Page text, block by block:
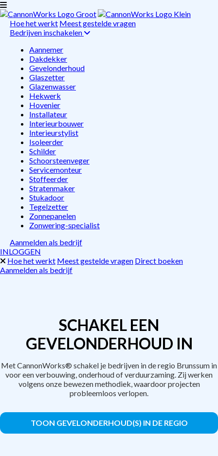
Hoe het werkt Meest gestelde vragen
Bedrijven inschakelen
Aannemer
Dakdekker
Gevelonderhoud
Glaszetter
Glazenwasser
Hekwerk
Hovenier
Installateur
Interieurbouwer
Interieurstylist
Isoleerder
Schilder
Schoorsteenveger
Servicemonteur
Stoffeerder
Stratenmaker
Stukadoor
Tegelzetter
Zonnepanelen
Zonwering-specialist
Aanmelden als bedrijf
INLOGGEN
Hoe het werkt Meest gestelde vragen Direct boeken
Aanmelden als bedrijf
SCHAKEL EEN
GEVELONDERHOUD IN
Met CannonWorks® schakel je bedrijven in de regio Brunssum in
voor een verbouwing, onderhoud of verduurzaming. Zij werken
volgens onze bewezen methodiek, waardoor projecten
probleemloos verlopen.
TOON GEVELONDERHOUD(S) IN DE REGIO